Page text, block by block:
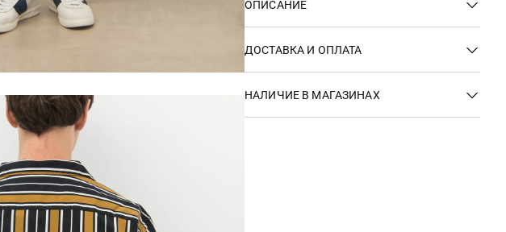
ОПИСАНИЕ
ДОСТАВКА И ОПЛАТА
НАЛИЧИЕ В МАГАЗИНАХ